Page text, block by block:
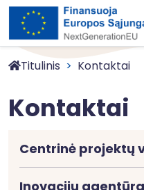
Titulinis Kontaktai
Kontaktai
Centrinė projektų
Inovacijų agentūra